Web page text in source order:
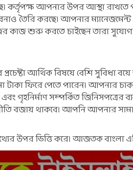
কর্তৃপক্ষ আপনার উপর আস্থা রাখতে
তৈরি করছে। আপনার
কাজ শুরু করতে চাইছেন তারা
আর্থিক বিষয়ে বেশি সুবিধা
টাকা ফিরে পেতে পারেন। আপনার
গৃহনির্মাণ সম্পর্কিত
বজায় থাকবে। আপনি আপনার
উপর ভিত্তি করে। আজতক বাংলা